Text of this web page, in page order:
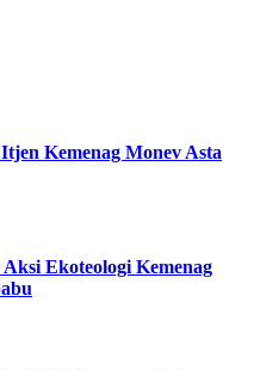
Kemenag Monev Asta
Ekoteologi Kemenag